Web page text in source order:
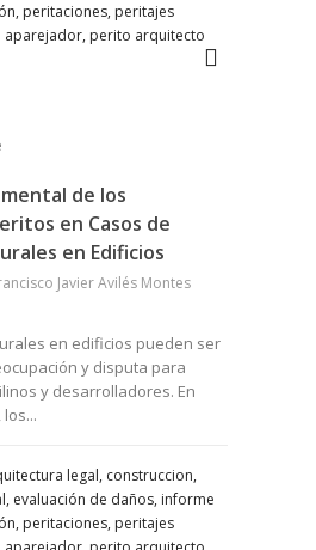
peritaciones, peritajes
aparejador, perito arquitecto
de los
en Casos de
en Edificios
Javier Avilés Montes
en edificios pueden ser
y disputa para
y desarrolladores. En
legal, construccion,
evaluación de daños, informe
peritaciones, peritajes